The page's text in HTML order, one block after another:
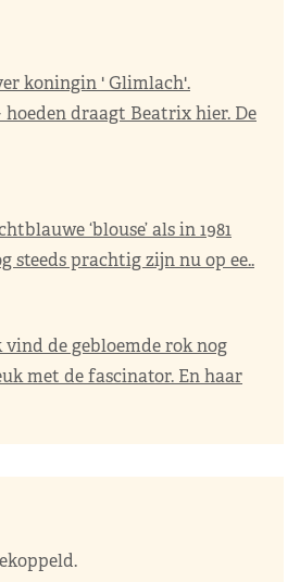
koningin ' Glimlach'.
draagt Beatrix hier. De
‘blouse’ als in 1981
steeds prachtig zijn nu op ee..
de gebloemde rok nog
met de fascinator. En haar